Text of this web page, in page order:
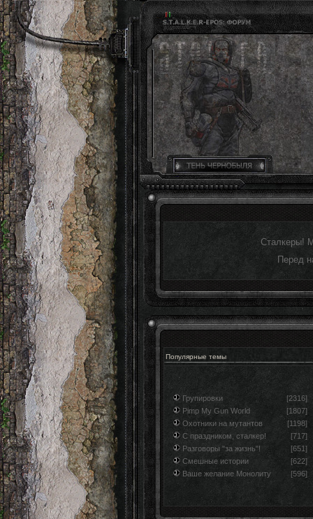
Сталкеры!
Перед
Популярные темы
Групировки
[2316]
Pimp My Gun World
[1807]
Охотники на мутантов
[1198]
С праздником, сталкер!
[717]
Разговоры "за жизнь"!
[651]
Смешные истории
[622]
Ваше желание Монолиту
[596]